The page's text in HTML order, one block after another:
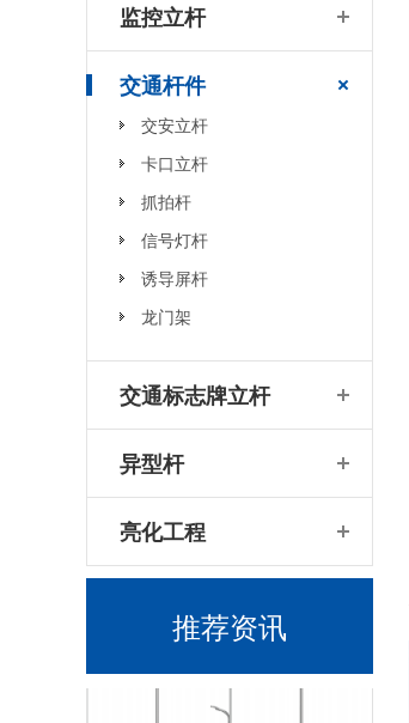
监控立杆
交通杆件
交安立杆
卡口立杆
抓拍杆
信号灯杆
诱导屏杆
龙门架
交通标志牌立杆
异型杆
亮化工程
推荐资讯
菲尼特智慧路灯智服全国首条智能健康步道-珠海景山道